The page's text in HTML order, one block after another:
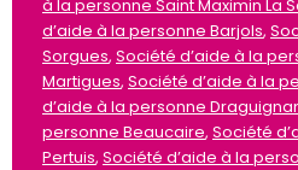
à la personne Saint Maximin La
d’aide à la personne Barjols,
Sorgues, Société d’aide à la
Martigues, Société d’aide à la
d’aide à la personne
personne Beaucaire, Société
Pertuis, Société d’aide à la